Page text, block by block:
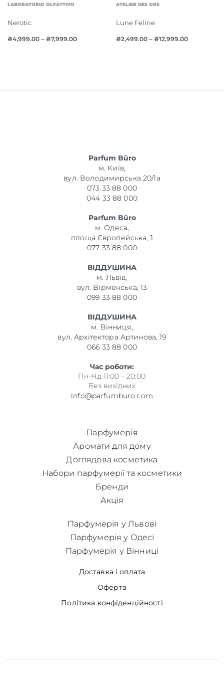
LABORATORIO OLFATTIVO
Nerotic
₴4,999.00 – ₴7,999.00
ATELIER DES ORS
Lune Feline
₴2,499.00 – ₴12,999.00
Parfum Büro
м. Київ,
вул. Володимирська 20/1а
073 33 88 000
044 33 88 000
Parfum Büro
м. Одеса,
площа Європейська, 1
077 33 88 000
ВІДДУШИНА
м. Львів,
вул. Вірменська, 13
099 33 88 000
ВІДДУШИНА
м. Вінниця,
вул. Архітектора Артинова, 19
066 33 88 000
Час роботи:
Пн-Нд 11:00 – 20:00
Без вихідних
info@parfumburo.com
Парфумерія
Аромати для дому
Доглядова косметика
Набори парфумерії та косметики
Бренди
Акція
Доставка і оплата
Оферта
Політика конфіденційності
Парфумерія у Львові
Парфумерія у Одесі
Парфумерія у Вінниці